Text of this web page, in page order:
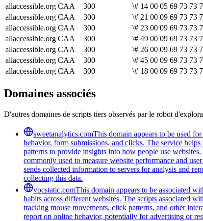
allaccessible.org CAA 300
\# 14 00 05 69 73 73
allaccessible.org CAA 300
\# 21 00 09 69 73 73
allaccessible.org CAA 300
\# 23 00 09 69 73 73
allaccessible.org CAA 300
\# 49 00 09 69 73 73
allaccessible.org CAA 300
\# 26 00 09 69 73 73
allaccessible.org CAA 300
\# 45 00 09 69 73 73
allaccessible.org CAA 300 \# 18 00 09 69 73 73
Domaines associés
D'autres domaines de scripts tiers observés par le robot
sweetanalytics.comThis domain appears to be used
behavior, form submissions, and clicks. The service
patterns to provide insights into how people use
commonly used to measure website performance and
sends collected information to servers for analysis and
collecting this data.
vocstatic.comThis domain appears to be associated
habits across different websites. The scripts associated
tracking mouse movements, click patterns, and other
report on online behavior, potentially for advertising or